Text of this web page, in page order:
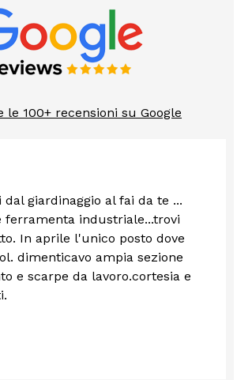
le 100+ recensioni su Google
giardinaggio al fai da te ...
ferramenta industriale...trovi
In aprile l'unico posto dove
dimenticavo ampia sezione
e scarpe da lavoro.cortesia e